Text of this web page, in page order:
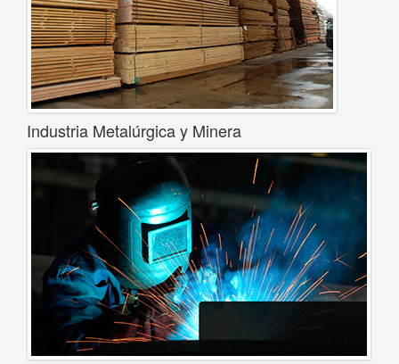
Industria Metalúrgica y Minera